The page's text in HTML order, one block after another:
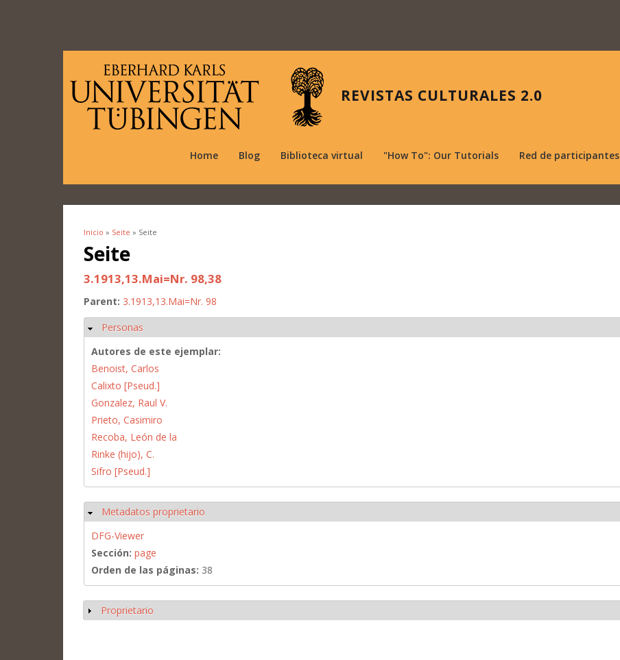
REVISTAS CULTURALES 2.0
Home Blog Biblioteca virtual "How To": Our Tutorials Red de participantes
Se encuentra usted aquí
Inicio » Seite » Seite
Seite
3.1913,13.Mai=Nr. 98,38
Parent: 3.1913,13.Mai=Nr. 98
Ocultar
Personas
Autores de este ejemplar:
Benoist, Carlos
Calixto [Pseud.]
Gonzalez, Raul V.
Prieto, Casimiro
Recoba, León de la
Rinke (hijo), C.
Sifro [Pseud.]
Ocultar
Metadatos proprietario
DFG-Viewer
Sección: page
Orden de las páginas: 38
Mostrar
Proprietario